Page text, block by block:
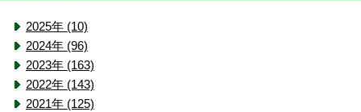
2025年 (10)
2024年 (96)
2023年 (163)
2022年 (143)
2021年 (125)